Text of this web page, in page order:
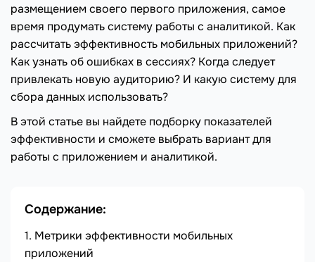
размещением своего первого приложения, самое
время продумать систему работы с аналитикой. Как
рассчитать эффективность мобильных приложений?
Как узнать об ошибках в сессиях? Когда следует
привлекать новую аудиторию? И какую систему для
сбора данных использовать?
В этой статье вы найдете подборку показателей
эффективности и сможете выбрать вариант для
работы с приложением и аналитикой.
Содержание:
Метрики эффективности мобильных
приложений